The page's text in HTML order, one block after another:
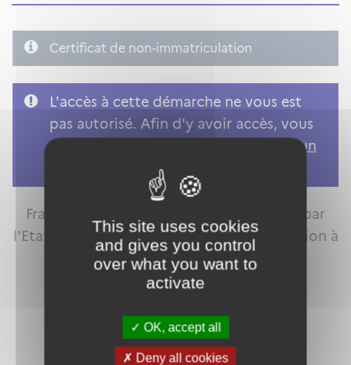
This site uses cookies
and gives you control
over what you want to
activate
OK, accept all
Deny all cookies
Certificat de non-immatriculation
L'accès à cette démarche ne vous est
pas autorisé. Afin d'y avoir accès, vous
devez
vous créer un
FranceConnect est la solution proposée par
l'Etat pour sécuriser et simplifier la connexion à
vos services en ligne.
Qu'est-ce que FranceConnect ?